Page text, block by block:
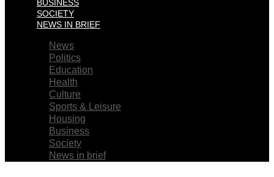
BUSINESS
SOCIETY
NEWS IN BRIEF
News
Politics
Education
Health
Culture
Sports & Leisure
Housing
Business
Society
News in brief